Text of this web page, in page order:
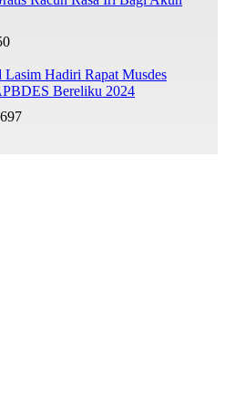
Lasim Hadiri Rapat Musdes
Bereliku 2024